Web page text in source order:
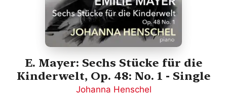
E. Mayer: Sechs Stücke für die
Kinderwelt, Op. 48: No. 1 - Single
Johanna Henschel